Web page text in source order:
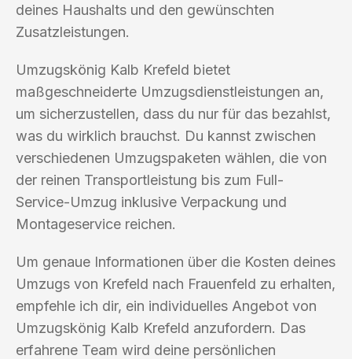
deines Haushalts und den gewünschten
Zusatzleistungen.
Umzugskönig Kalb Krefeld bietet
maßgeschneiderte Umzugsdienstleistungen an,
um sicherzustellen, dass du nur für das bezahlst,
was du wirklich brauchst. Du kannst zwischen
verschiedenen Umzugspaketen wählen, die von
der reinen Transportleistung bis zum Full-
Service-Umzug inklusive Verpackung und
Montageservice reichen.
Um genaue Informationen über die Kosten deines
Umzugs von Krefeld nach Frauenfeld zu erhalten,
empfehle ich dir, ein individuelles Angebot von
Umzugskönig Kalb Krefeld anzufordern. Das
erfahrene Team wird deine persönlichen